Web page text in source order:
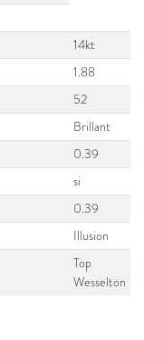
14kt
1.88
52
Brillant
0.39
si
0.39
Illusion
Top
Wesselton